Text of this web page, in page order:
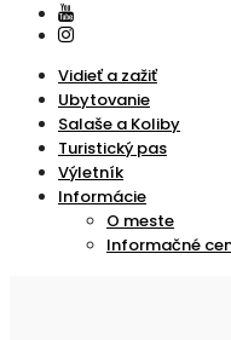
Vidieť a zažiť
Ubytovanie
Salaše a Koliby
Turistický pas
Výletník
Informácie
O meste
Informačné